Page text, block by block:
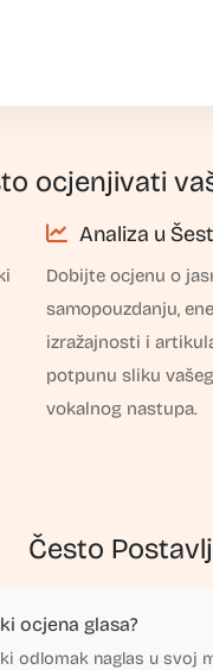
ocjenjivati
Analiza u
Dobijte ocjenu o
samopouzdanju,
izražajnosti i
potpunu sliku
vokalnog nastupa.
Često
ocjena glasa?
odlomak naglas u svoj